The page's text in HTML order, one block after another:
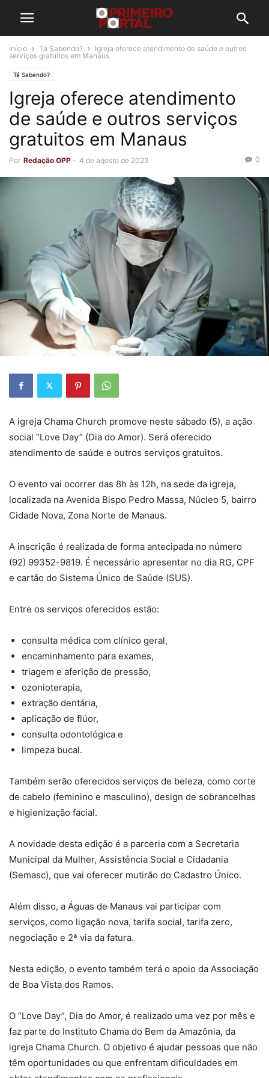
Início Tá Sabendo?
Igreja oferece atendimento de saúde e outros
serviços gratuitos em Manaus
Tá Sabendo?
Igreja oferece atendimento
de saúde e outros serviços
gratuitos em Manaus
Por Redação OPP - 4 de agosto de 2023 0
A igreja Chama Church promove neste sábado (5), a ação
social “Love Day” (Dia do Amor). Será oferecido
atendimento de saúde e outros serviços gratuitos.
O evento vai ocorrer das 8h às 12h, na sede da igreja,
localizada na Avenida Bispo Pedro Massa, Núcleo 5, bairro
Cidade Nova, Zona Norte de Manaus.
A inscrição é realizada de forma antecipada no número
(92) 99352-9819. É necessário apresentar no dia RG, CPF
e cartão do Sistema Único de Saúde (SUS).
Entre os serviços oferecidos estão:
consulta médica com clínico geral,
encaminhamento para exames,
triagem e aferição de pressão,
ozonioterapia,
extração dentária,
aplicação de flúor,
consulta odontológica e
limpeza bucal.
Também serão oferecidos serviços de beleza, como corte
de cabelo (feminino e masculino), design de sobrancelhas
e higienização facial.
A novidade desta edição é a parceria com a Secretaria
Municipal da Mulher, Assistência Social e Cidadania
(Semasc), que vai oferecer mutirão do Cadastro Único.
Além disso, a Águas de Manaus vai participar com
serviços, como ligação nova, tarifa social, tarifa zero,
negociação e 2ª via da fatura.
Nesta edição, o evento também terá o apoio da Associação
de Boa Vista dos Ramos.
O “Love Day”, Dia do Amor, é realizado uma vez por mês e
faz parte do Instituto Chama do Bem da Amazônia, da
igreja Chama Church. O objetivo é ajudar pessoas que não
têm oportunidades ou que enfrentam dificuldades em